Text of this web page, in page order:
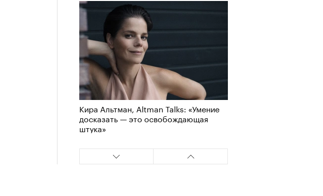
Кира Альтман, Altman Talks: «Умение
досказать — это освобождающая
штука»